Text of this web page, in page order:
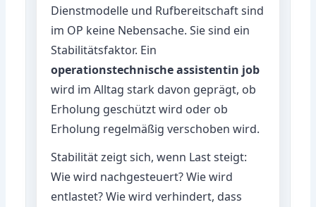
Dienstmodelle und Rufbereitschaft sind
im OP keine Nebensache. Sie sind ein
Stabilitätsfaktor. Ein
operationstechnische assistentin job
wird im Alltag stark davon geprägt, ob
Erholung geschützt wird oder ob
Erholung regelmäßig verschoben wird.
Stabilität zeigt sich, wenn Last steigt:
Wie wird nachgesteuert? Wie wird
entlastet? Wie wird verhindert, dass